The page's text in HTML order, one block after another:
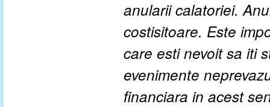
anularii calatoriei.
costisitoare. Este
care esti nevoit sa iti
evenimente
financiara in acest